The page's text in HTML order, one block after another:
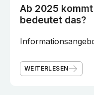
Ab 2025 kommt
bedeutet das?
WEITERLESEN